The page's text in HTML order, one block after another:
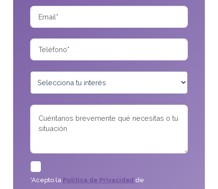
*Acepto la Política de Privacidad de